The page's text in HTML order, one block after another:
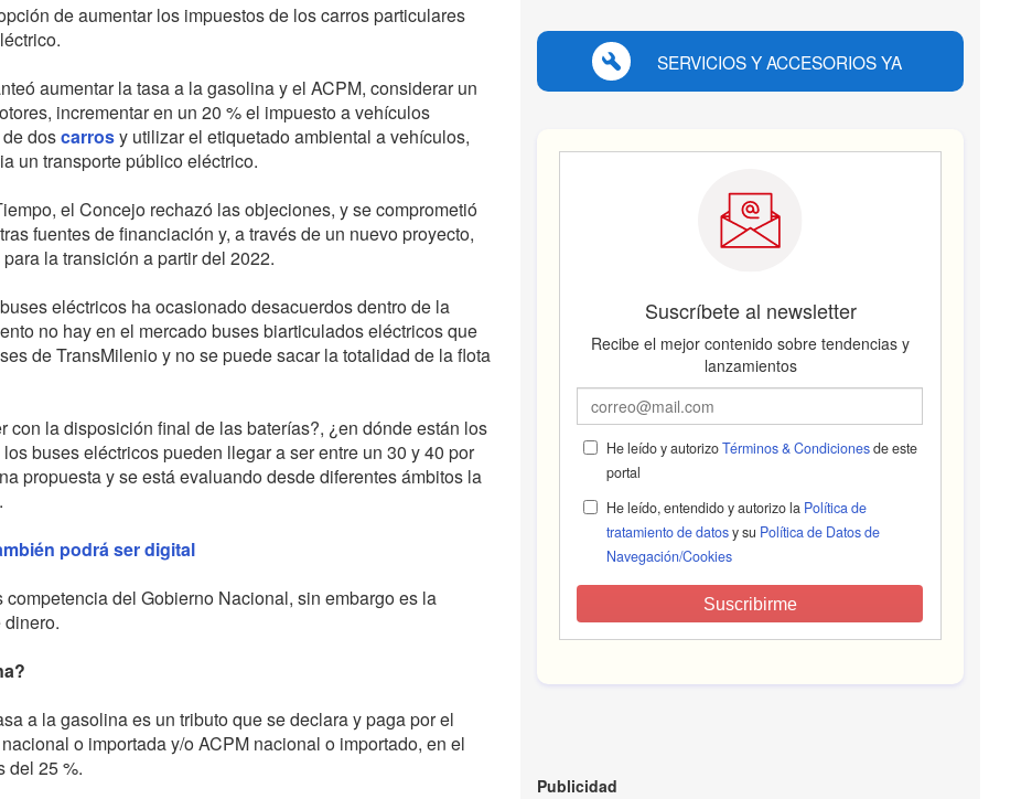
de aumentar los impuestos de los carros particulares
aumentar la tasa a la gasolina y el ACPM, considerar un
incrementar en un 20 % el impuesto a vehículos
doscarrosy utilizar el etiquetado ambiental a vehículos,
un transporte público eléctrico.
el Concejo rechazó las objeciones, y se comprometió
fuentes de financiación y, a través de un nuevo proyecto,
la transición a partir del 2022.
eléctricos ha ocasionado desacuerdos dentro de la
no hay en el mercado buses biarticulados eléctricos que
de TransMilenio y no se puede sacar la totalidad de la flota
con la disposición final de las baterías?, ¿en dónde están los
buses eléctricos pueden llegar a ser entre un 30 y 40 por
propuesta y se está evaluando desde diferentes ámbitos la
podrá ser digital
del Gobierno Nacional, sin embargo es la
a la gasolina es un tributo que se declara y paga por el
o importada y/o ACPM nacional o importado, en el
del 25 %.
SERVICIOS Y ACCESORIOS YA
Suscríbete al newsletter
Recibe el mejor contenido sobre tendencias y
lanzamientos
He leído y autorizoTérminos & Condicionesde este
portal
He leído, entendido y autorizo la Política de
tratamiento de datosy su Política de Datos de
Navegación/Cookies
Suscribirme
Publicidad